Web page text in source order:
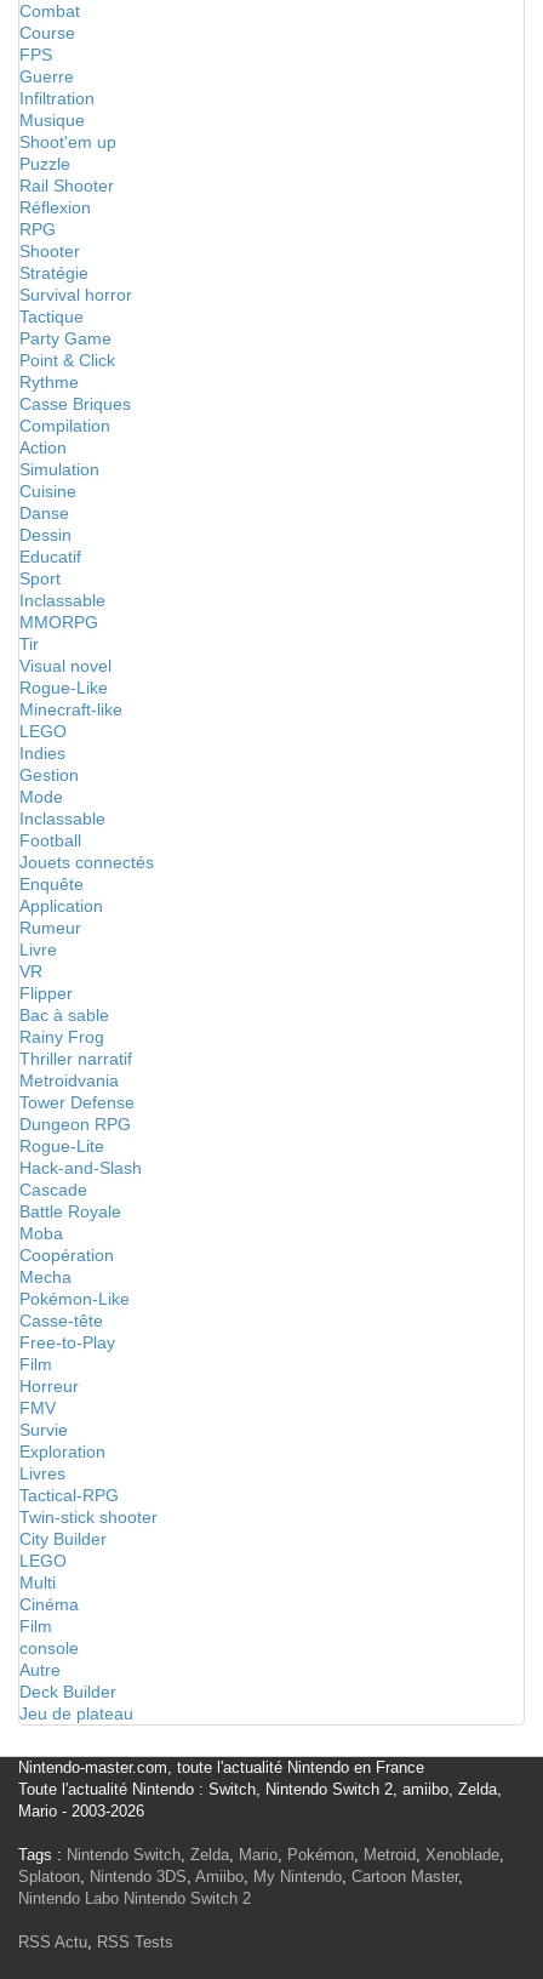
Combat
Course
FPS
Guerre
Infiltration
Musique
Shoot'em up
Puzzle
Rail Shooter
Réflexion
RPG
Shooter
Stratégie
Survival horror
Tactique
Party Game
Point & Click
Rythme
Casse Briques
Compilation
Action
Simulation
Cuisine
Danse
Dessin
Educatif
Sport
Inclassable
MMORPG
Tir
Visual novel
Rogue-Like
Minecraft-like
LEGO
Indies
Gestion
Mode
Inclassable
Football
Jouets connectés
Enquête
Application
Rumeur
Livre
VR
Flipper
Bac à sable
Rainy Frog
Thriller narratif
Metroidvania
Tower Defense
Dungeon RPG
Rogue-Lite
Hack-and-Slash
Cascade
Battle Royale
Moba
Coopération
Mecha
Pokémon-Like
Casse-tête
Free-to-Play
Film
Horreur
FMV
Survie
Exploration
Livres
Tactical-RPG
Twin-stick shooter
City Builder
LEGO
Multi
Cinéma
Film
console
Autre
Deck Builder
Jeu de plateau
Nintendo-master.com, toute l'actualité Nintendo en France
Toute l'actualité Nintendo : Switch, Nintendo Switch 2, amiibo, Zelda,
Mario - 2003-2026
Tags : Nintendo Switch, Zelda, Mario, Pokémon, Metroid, Xenoblade,
Splatoon, Nintendo 3DS, Amiibo, My Nintendo, Cartoon Master,
Nintendo Labo Nintendo Switch 2
RSS Actu, RSS Tests